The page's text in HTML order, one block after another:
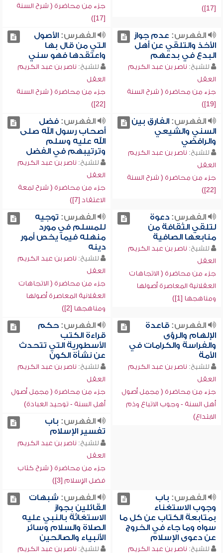
[17])
جزء من محاضرة ( شرح السنة
[17])
الفهرس: عدم جواز
الأخذ والتلقي عن أهل
البدع في بدعهم
للشيخ: ناصر بن عبد الكريم
العقل
جزء من محاضرة ( شرح السنة
[19])
الفهرس:الأصول
التي من قال بها
واعتقدها فهو سني
للشيخ: ناصر بن عبد الكريم
العقل
جزء من محاضرة ( شرح السنة
[22])
الفهرس:الفارق بين
السني والشيعي
والرافضي
للشيخ: ناصر بن عبد الكريم
العقل
جزء من محاضرة ( شرح السنة
[22])
الفهرس:فضل
أصحاب رسول الله صلى
الله عليه وسلم
وترتيبهم في الفضل
للشيخ: ناصر بن عبد الكريم
العقل
جزء من محاضرة ( شرح لمعة
الاعتقاد [7])
الفهرس:دعوة
لتلقي الثقافة من
منابعها الصافية
للشيخ: ناصر بن عبد الكريم
العقل
جزء من محاضرة ( الاتجاهات
العقلانية المعاصرة أصولها
ومناهجها [1])
الفهرس: توجيه
للمسلم في مورد
منهله فيما يخص أمور
دينه
للشيخ: ناصر بن عبد الكريم
العقل
جزء من محاضرة ( الاتجاهات
العقلانية المعاصرة أصولها
ومناهجها [2])
الفهرس:قاعدة
الإلهام والرؤى
والفراسة والكرامات في
الأمة
للشيخ: ناصر بن عبد الكريم
العقل
جزء من محاضرة ( مجمل أصول
أهل السنة - وجوب الاتباع وذم
الابتداع)
الفهرس:حكم
قراءة الكتب
الأسطورية التي تتحدث
عن نشأة الكون
للشيخ: ناصر بن عبد الكريم
العقل
جزء من محاضرة ( مجمل أصول
أهل السنة - توحيد العبادة)
الفهرس: باب
تفسير الإسلام
للشيخ: ناصر بن عبد الكريم
العقل
جزء من محاضرة ( شرح كتاب
فضل الإسلام [3])
الفهرس: باب
وجوب الاستغناء
بمتابعة الكتاب عن كل ما
سواه وما جاء في الخروج
عن دعوى الإسلام
للشيخ: ناصر بن عبد الكريم
الفهرس: شبهات
القائلين بجواز
الاستغاثة بالنبي عليه
الصلاة والسلام وسائر
الأنبياء والصالحين
للشيخ: ناصر بن عبد الكريم